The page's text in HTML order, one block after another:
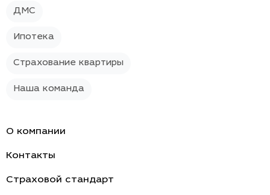
ДМС
Ипотека
Страхование квартиры
Наша команда
О компании
Контакты
Страховой стандарт